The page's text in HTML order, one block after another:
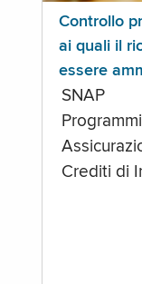
Controllo
ai quali il
essere
SNAP
Crediti di